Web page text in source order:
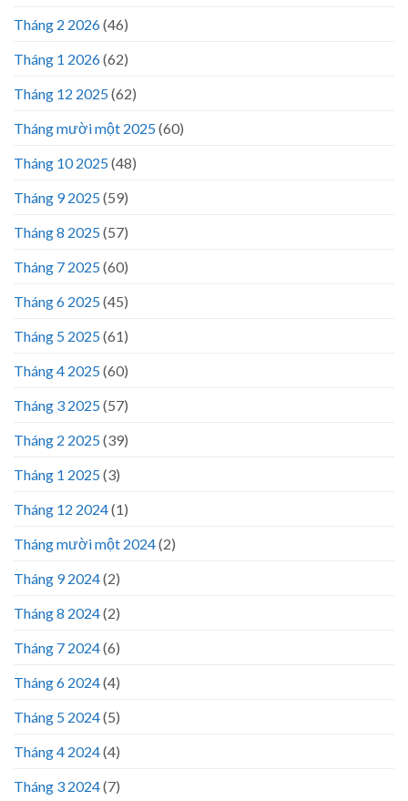
Tháng 2 2026(46)
Tháng 1 2026(62)
Tháng 12 2025(62)
Tháng mười một 2025(60)
Tháng 10 2025(48)
Tháng 9 2025(59)
Tháng 8 2025(57)
Tháng 7 2025(60)
Tháng 6 2025(45)
Tháng 5 2025(61)
Tháng 4 2025(60)
Tháng 3 2025(57)
Tháng 2 2025(39)
Tháng 1 2025(3)
Tháng 12 2024(1)
Tháng mười một 2024(2)
Tháng 9 2024(2)
Tháng 8 2024(2)
Tháng 7 2024(6)
Tháng 6 2024(4)
Tháng 5 2024(5)
Tháng 4 2024(4)
Tháng 3 2024(7)